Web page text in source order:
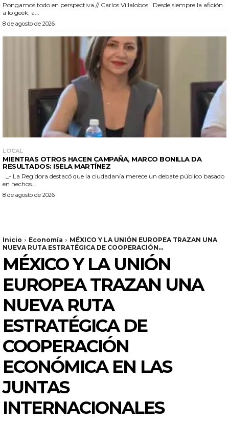
Pongamos todo en perspectiva // Carlos Villalobos Desde siempre la afición
a lo geek, a...
8 de agosto de 2026
LOCAL
MIENTRAS OTROS HACEN CAMPAÑA, MARCO BONILLA DA
RESULTADOS: ISELA MARTÍNEZ
en hechos...
8 de agosto de 2026